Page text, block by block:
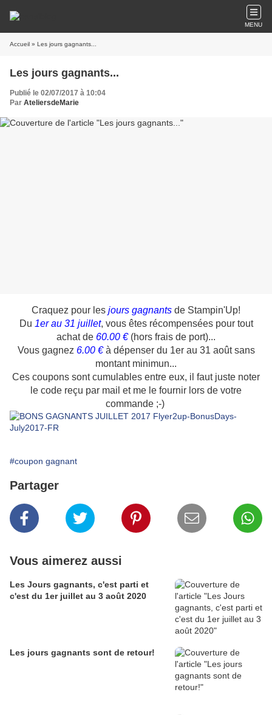
MENU
Accueil » Les jours gagnants...
Les jours gagnants...
Publié le 02/07/2017 à 10:04
Par AteliersdeMarie
Craquez pour les jours gagnants de Stampin'Up!
Du 1er au 31 juillet, vous êtes récompensées pour tout
achat de 60.00 €(hors frais de port)...
Vous gagnez 6.00 €à dépenser du 1er au 31 août sans
montant minimun...
Ces coupons sont cumulables entre eux, il faut juste noter
le code reçu par mail et me le fournir lors de votre
commande ;-)
#coupon gagnant
Partager
Vous aimerez aussi
Les Jours gagnants, c'est parti et
c'est du 1er juillet au 3 août 2020
Les jours gagnants sont de retour!